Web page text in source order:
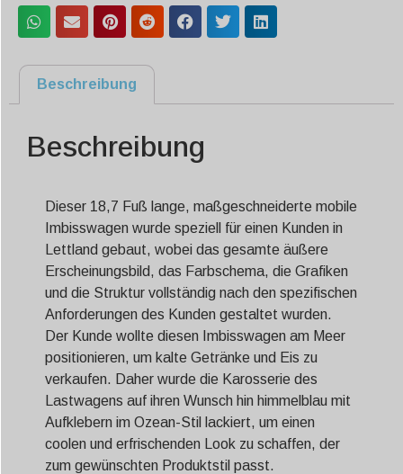
Beschreibung
Beschreibung
Dieser 18,7 Fuß lange, maßgeschneiderte mobile
Imbisswagen wurde speziell für einen Kunden in
Lettland gebaut, wobei das gesamte äußere
Erscheinungsbild, das Farbschema, die Grafiken
und die Struktur vollständig nach den spezifischen
Anforderungen des Kunden gestaltet wurden.
Der Kunde wollte diesen Imbisswagen am Meer
positionieren, um kalte Getränke und Eis zu
verkaufen. Daher wurde die Karosserie des
Lastwagens auf ihren Wunsch hin himmelblau mit
Aufklebern im Ozean-Stil lackiert, um einen
coolen und erfrischenden Look zu schaffen, der
zum gewünschten Produktstil passt.